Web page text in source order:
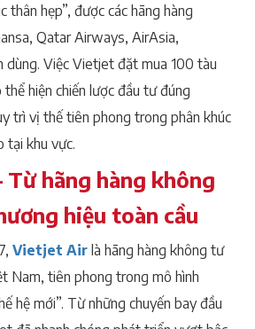
thân hẹp”, được các hãng hàng
Qatar Airways, AirAsia,
dùng. Việc Vietjet đặt mua 100 tàu
hiện chiến lược đầu tư đúng
trì vị thế tiên phong trong phân khúc
tại khu vực.
hãng hàng không
hiệu toàn cầu
Vietjet Air là hãng hàng không tư
Nam, tiên phong trong mô hình
hệ mới”. Từ những chuyến bay đầu